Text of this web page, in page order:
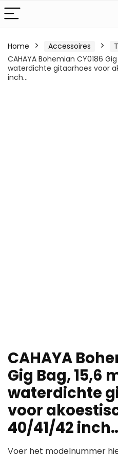
Home Accessoires
CAHAYA Bohemian CY0186
waterdichte gitaarhoes voor
inch…
CAHAYA
Gig Bag, 15,6
waterdichte
voor
40/41/42
Voer het modelnummer